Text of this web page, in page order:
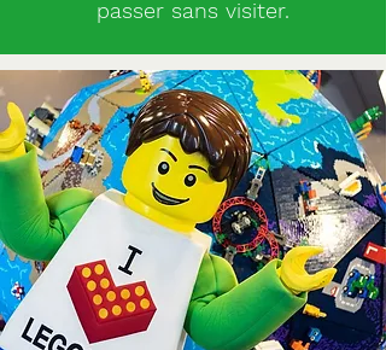
passer sans visiter.